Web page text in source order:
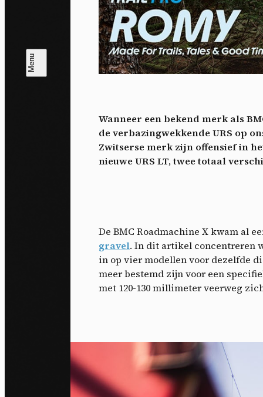
Wanneer een bekend merk als
de verbazingwekkende URS op
Zwitserse merk zijn offensief in
nieuwe URS LT, twee totaal
De BMC Roadmachine X kwam al
gravel. In dit artikel concentreren
in op vier modellen voor dezelfde
meer bestemd zijn voor een
met 120-130 millimeter veerweg
Ik
Allow